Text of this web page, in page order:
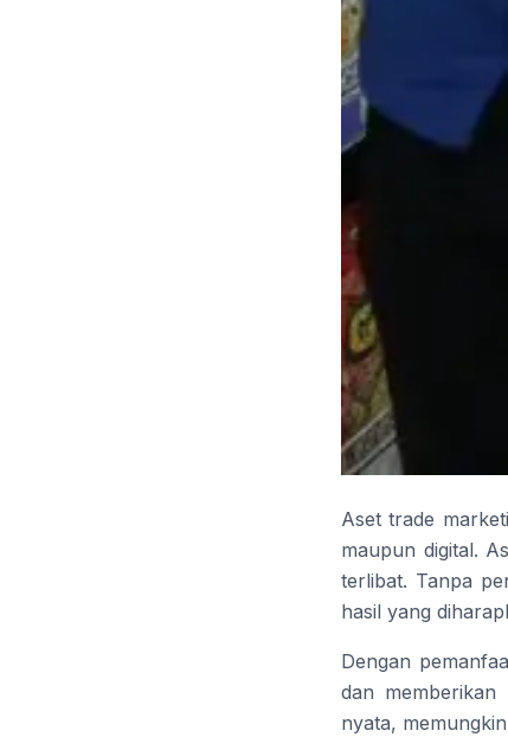
Aset trade
maupun digital.
terlibat. Tanpa
hasil yang
Dengan
dan
nyata,